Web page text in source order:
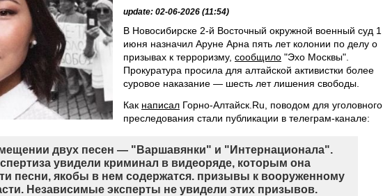
update: 02-06-2026 (11:54)
В Новосибирске 2-й Восточный окружной военный суд 1
июня назначил Аруне Арна пять лет колонии по делу о
призывах к терроризму, сообщило "Эхо Москвы".
Прокуратура просила для алтайской активистки более
суровое наказание — шесть лет лишения свободы.
Как написал Горно-Алтайск.Ru, поводом для уголовного
преследования стали публикации в телеграм-канале:
двух песен — "Варшавянки" и "Интернационала".
увидели криминал в видеоряде, которым она
песни, якобы в нем содержатся. призывы к вооруженному
Независимые эксперты не увидели этих призывов.